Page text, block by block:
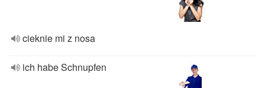
cieknie mi z nosa
ich habe Schnupfen